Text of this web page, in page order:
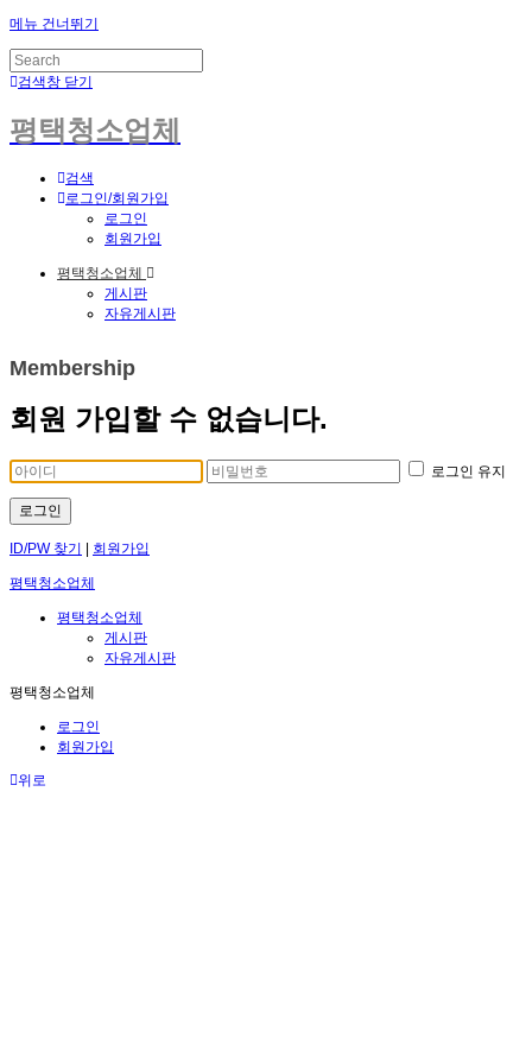
메뉴 건너뛰기
검색창 닫기
평택청소업체
검색
로그인/회원가입
로그인
회원가입
평택청소업체
게시판
자유게시판
Membership
회원 가입할 수 없습니다.
로그인 유지
로그인
ID/PW 찾기 회원가입
평택청소업체
평택청소업체
게시판
자유게시판
평택청소업체
로그인
회원가입
위로